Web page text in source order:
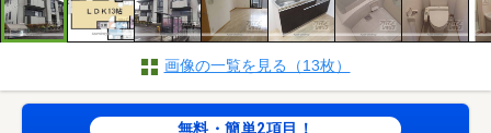
画像の一覧を見る（13枚）
無料・簡単2項目！